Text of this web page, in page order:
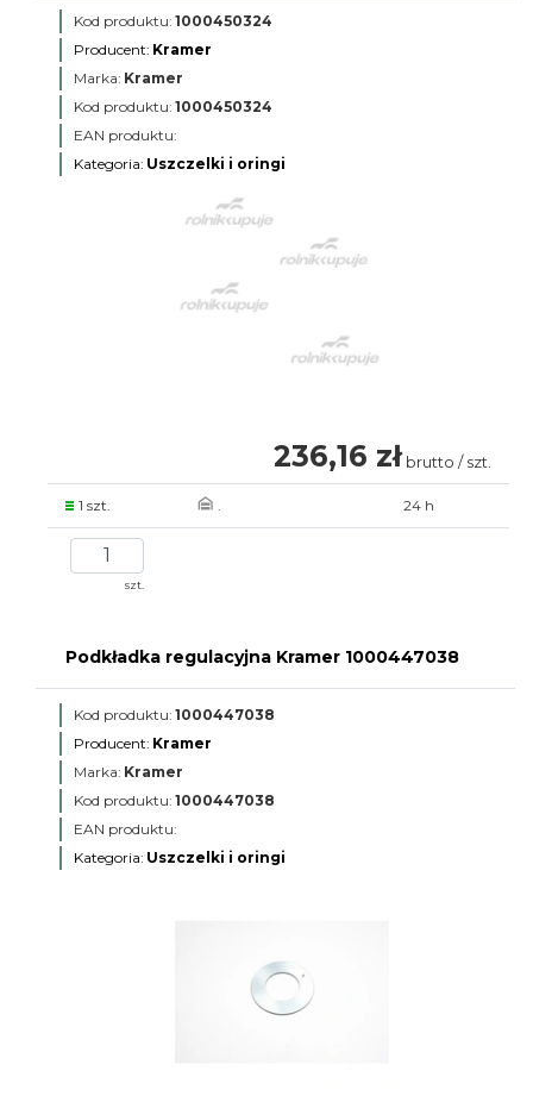
Kod produktu: 1000450324
Producent: Kramer
Marka: Kramer
Kod produktu: 1000450324
EAN produktu:
Kategoria: Uszczelki i oringi
236,16 zł brutto / szt.
1 szt. . 24 h
szt.
Podkładka regulacyjna Kramer 1000447038
Kod produktu: 1000447038
Producent: Kramer
Marka: Kramer
Kod produktu: 1000447038
EAN produktu:
Kategoria: Uszczelki i oringi